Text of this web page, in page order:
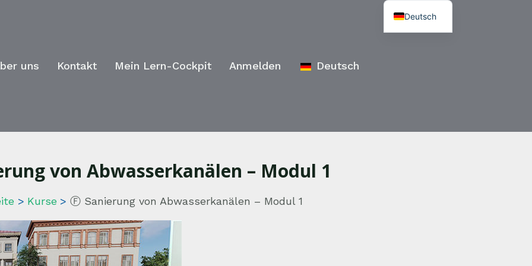
uns Kontakt Mein Lern-Cockpit Anmelden Deutsch
von Abwasserkanälen – Modul 1
Kurse Ⓕ Sanierung von Abwasserkanälen – Modul 1
Deutsch